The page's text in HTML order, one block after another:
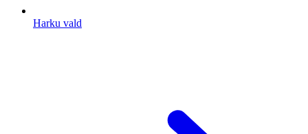
Harku vald